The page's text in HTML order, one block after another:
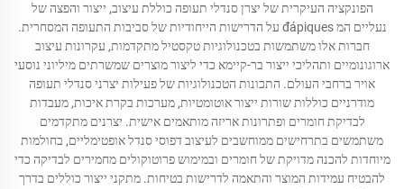
הפונקציה העיקרית של יצרן סנדלי תעופה כוללת עיצוב, ייצור והפצה של
נעליים המ đápiques על הדרישות הייחודיות של סביבות התעופה המסחרית.
חברות אלו משתמשות בטכנולוגיות טקסטיל מתקדמות, עקרונות עיצוב
ארוגונומיים ותהליכי ייצור בר-קיימא כדי ליצור מוצרים שמשרתים מיליוני נוסעי
אויר ברחבי העולם. התכונות הטכנולוגיות של פעילות יצרני סנדלי תעופה
מודרניים כוללות שורות ייצור אוטומטיות, מערכות בקרת איכות, מעבדות
לבדיקת חומרים ופתרונות אריזה מותאמים אישית. יצרנים מתקדמים
משתמשים בתרחישים ממוחשבים לעיצוב דפוסי סנדל אופטימליים, בחולמות
מיוחדות להכנה מדויקת של חומרים ובמימוש פרוטוקולים מחמירים לבדיקה כדי
להבטיח עמידות המוצר והתאמה לדרישות בטיחות. מתקני ייצור כוללים בדרך